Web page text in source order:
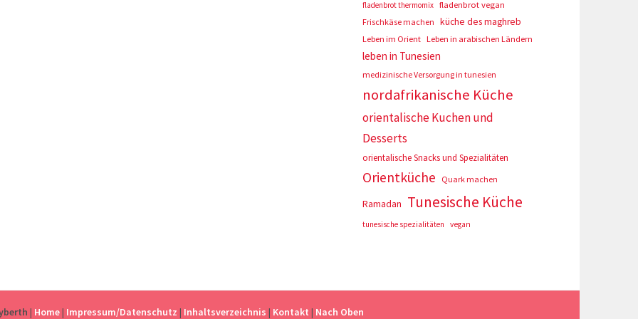
fladenbrot thermomix fladenbrot vegan
Frischkäse machen küche des maghreb
Leben im Orient Leben in arabischen Ländern
leben in Tunesien
medizinische Versorgung in tunesien
nordafrikanische Küche
orientalische Kuchen und
Desserts
orientalische Snacks und Spezialitäten
Orientküche Quark machen
Ramadan Tunesische Küche
tunesische spezialitäten vegan
| Home| Impressum/Datenschutz | Inhaltsverzeichnis | Kontakt | Nach Oben